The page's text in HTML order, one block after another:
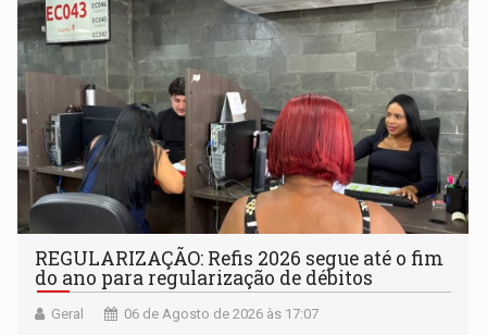
REGULARIZAÇÃO: Refis 2026 segue até o fim
do ano para regularização de débitos
Geral 06 de Agosto de 2026 às 17:07